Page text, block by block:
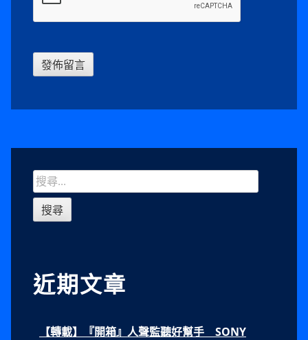
Sidebar
搜
尋
關
近期文章
【轉載】『開箱』人聲監聽好幫手 SONY